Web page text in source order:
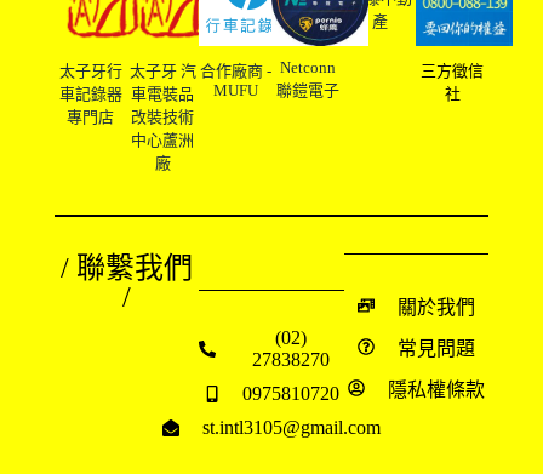
太子牙行
車記錄器
專門店
太子牙 汽
車電裝品
改裝技術
中心蘆洲
廠
合作廠商 -
MUFU
Netconn
聯鎧電子
產
三方徵信
社
/ 聯繫我們
/
(02)
27838270
0975810720
st.intl3105@gmail.com
關於我們
常見問題
隱私權條款